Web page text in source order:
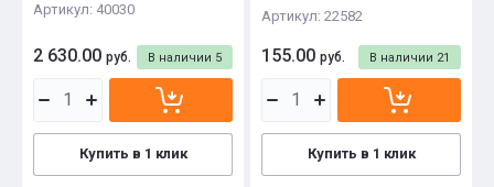
Артикул: 40030
В наличии 5
2 630.00 руб.
Купить в 1 клик
Артикул: 22582
В наличии 21
155.00 руб.
Купить в 1 клик